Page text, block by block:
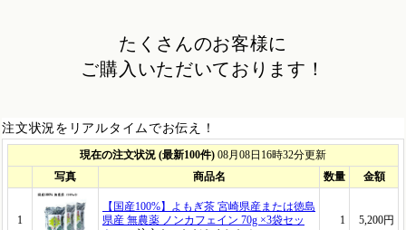
たくさんのお客様に
ご購入いただいております！
注文状況をリアルタイムでお伝え！